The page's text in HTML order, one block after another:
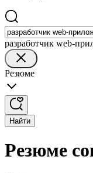
разработчик web-
Резюме
Найти
Резюме